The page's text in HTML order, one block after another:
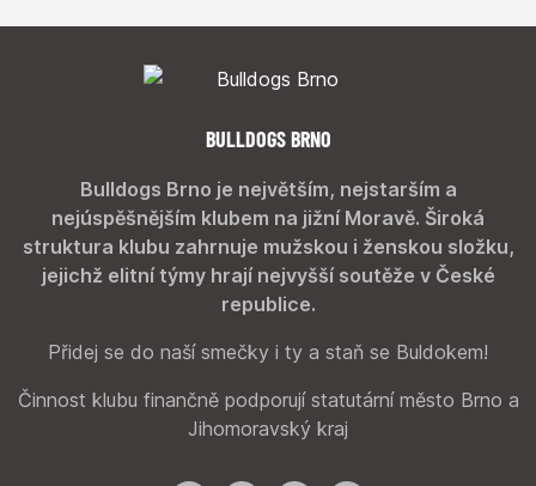
BULLDOGS BRNO
Bulldogs Brno je největším, nejstarším a
nejúspěšnějším klubem na jižní Moravě. Široká
struktura klubu zahrnuje mužskou i ženskou složku,
jejichž elitní týmy hrají nejvyšší soutěže v České
republice.
Přidej se do naší smečky i ty a staň se Buldokem!
Činnost klubu finančně podporují statutární město Brno a
Jihomoravský kraj